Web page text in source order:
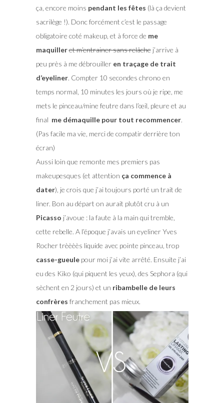
ça, encore moins pendant les fêtes (là ça devient
sacrilège !). Donc forcément c’est le passage
obligatoire coté makeup, et à force de me
maquilleret m’entrainer sans relâchej’arrive à
peu près à me débrouilleren traçage de trait
d’eyeliner. Compter 10 secondes chrono en
temps normal, 10 minutes les jours où je ripe, me
mets le pinceau/mine feutre dans l’œil, pleure et au
final me démaquille pour tout recommencer.
(Pas facile ma vie, merci de compatir derrière ton
écran)
Aussi loin que remonte mes premiers pas
makeupesques (et attention ça commence à
dater), je crois que j’ai toujours porté un trait de
liner. Bon au départ on aurait plutôt cru à un
Picasso j’avoue : la faute à la main qui tremble,
cette rebelle. A l’époque j’avais un eyeliner Yves
Rocher trèèèès liquide avec pointe pinceau, trop
casse-gueulepour moi j’ai vite arrêté. Ensuite j’ai
eu des Kiko (qui piquent les yeux), des Sephora (qui
sèchent en 2 jours) et un ribambelle de leurs
confrères franchement pas mieux.